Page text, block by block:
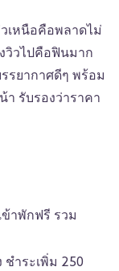
เหนือคือพลาดไม่
วิวไปคือฟินมาก
รยากาศดีๆ พร้อม
า รับรองว่าราคา
ข้าพักฟรี รวม
ชำระเพิ่ม 250